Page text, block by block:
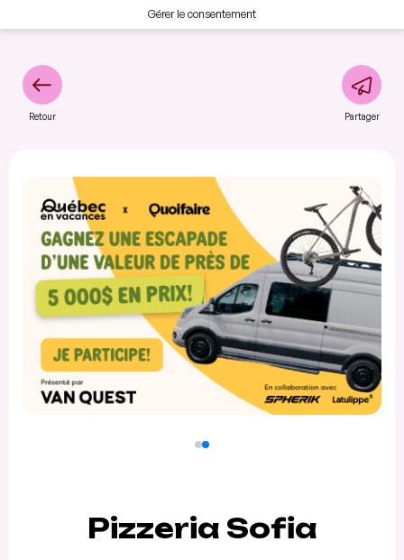
Gérer le consentement
Retour Partager
Pizzeria Sofia